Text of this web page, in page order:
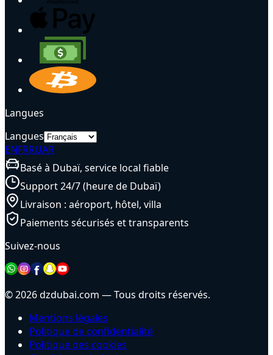
Langues
Langues
ENFRRUAR
Basé à Dubaï, service local fiable
Support 24/7 (heure de Dubaï)
Livraison : aéroport, hôtel, villa
Paiements sécurisés et transparents
Suivez-nous
© 2026 dzdubai.com — Tous droits réservés.
Mentions légales
Politique de confidentialité
Politique des cookies